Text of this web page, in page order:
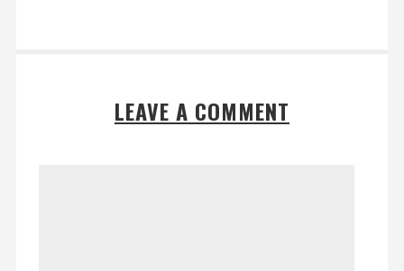
LEAVE A COMMENT